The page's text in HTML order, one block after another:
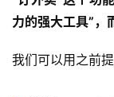
力的强大工具”，
我们可以用之前